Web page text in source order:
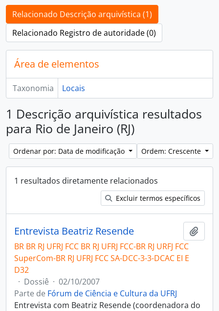
Relacionado Descrição arquivística (1)
Relacionado Registro de autoridade (0)
Área de elementos
Taxonomia Locais
1 Descrição arquivística resultados
para Rio de Janeiro (RJ)
Ordenar por: Data de modificação Ordem: Crescente
1 resultados diretamente relacionados
Excluir termos específicos
Entrevista Beatriz Resende
BR BR RJ UFRJ FCC BR RJ UFRJ FCC-BR RJ URFJ FCC
SuperCom-BR RJ UFRJ FCC SA-DCC-3-3-DCAC EI E
D32
· Dossiê · 02/10/2007
Parte de Fórum de Ciência e Cultura da UFRJ
Entrevista com Beatriz Resende (coordenadora do